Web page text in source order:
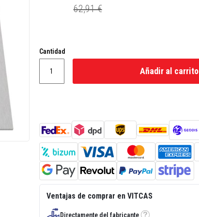
62,91 €
Cantidad
Añadir al carrito
Ventajas de comprar en VITCAS
Directamente del fabricante